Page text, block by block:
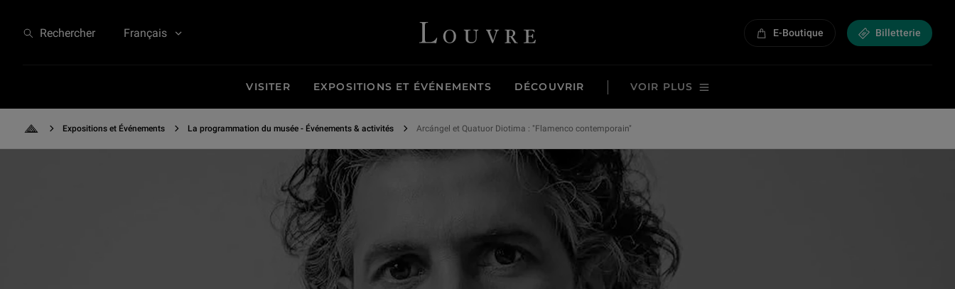
Rechercher Français Louvre - Retour à l'accueil E-Boutique Billetterie
VISITER EXPOSITIONS ET ÉVÉNEMENTS DÉCOUVRIR VOIR PLUS
Retour à l'accueil
Expositions et Événements La programmation du musée - Événements & activités Arcángel et Quatuor Diotima : "Flamenco contemporain"